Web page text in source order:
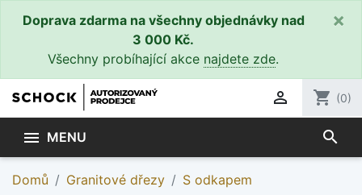
Doprava zdarma na všechny objednávky nad
3 000 Kč.
Všechny probíhající akce najdete zde.
×
 shopping_cart (0)
 MENU search
Domů Granitové dřezy S odkapem